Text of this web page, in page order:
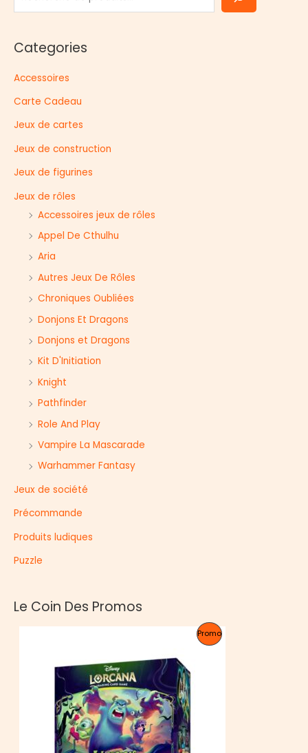
e
h
r
c
h
Categories
Accessoires
Carte Cadeau
Jeux de cartes
Jeux de construction
Jeux de figurines
Jeux de rôles
Accessoires jeux de rôles
Appel De Cthulhu
Aria
Autres Jeux De Rôles
Chroniques Oubliées
Donjons Et Dragons
Donjons et Dragons
Kit D'Initiation
Knight
Pathfinder
Role And Play
Vampire La Mascarade
Warhammer Fantasy
Jeux de société
Précommande
Produits ludiques
Puzzle
Le Coin Des Promos
PromoP